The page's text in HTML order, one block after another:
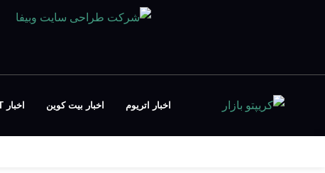
اخبار اتریوم اخبار بیت کوین اخبار NFT